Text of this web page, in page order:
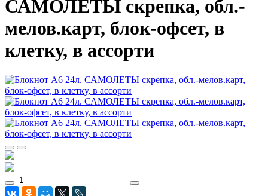
САМОЛЕТЫ скрепка, обл.-
мелов.карт, блок-офсет, в
клетку, в ассорти